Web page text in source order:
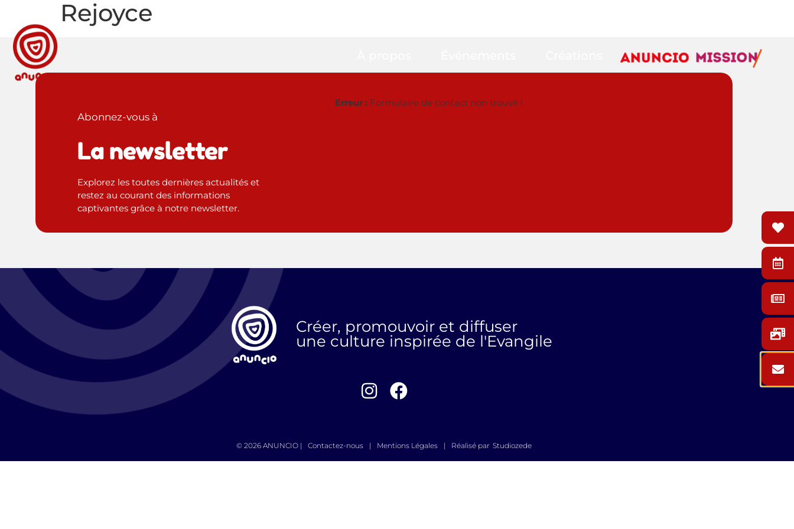
Rejoyce
Abonnez-vous à
La newsletter
Explorez les toutes dernières actualités et
restez au courant des informations
captivantes grâce à notre newsletter.
Erreur :Formulaire de contact non trouvé !
Créer, promouvoir et diffuser
une culture inspirée de l'Evangile
© 2026 ANUNCIO | Contactez-nous | Mentions Légales | Réalisé par Studiozede